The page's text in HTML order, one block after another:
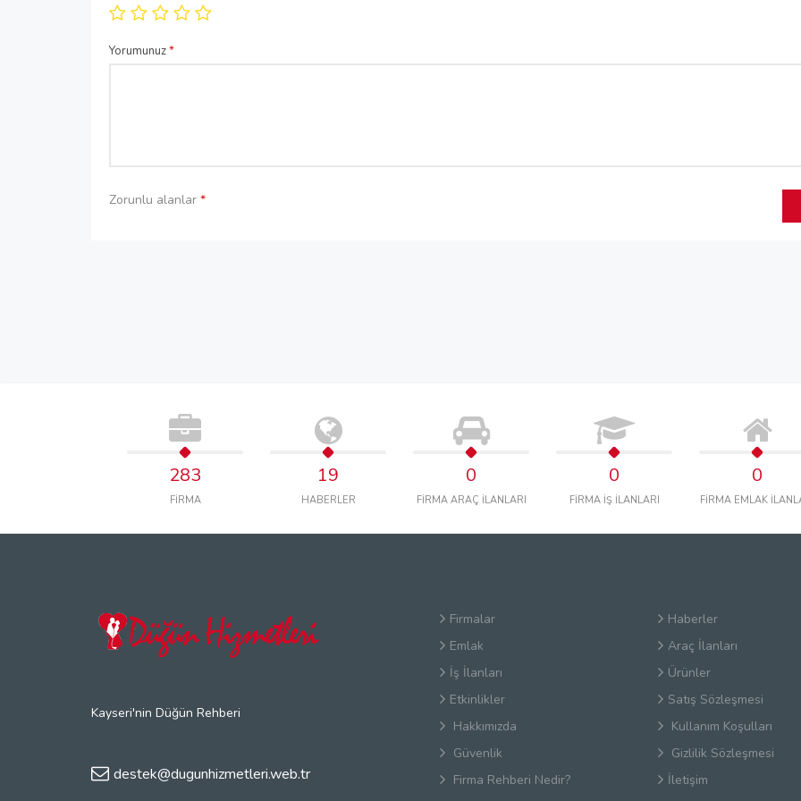
Yorumunuz*
Zorunlu alanlar *
283
FİRMA
19
HABERLER
0
FİRMA ARAÇ İLANLARI
0
FİRMA İŞ İLANLARI
0
FİRMA EMLAK
Kayseri'nin Düğün Rehberi
destek@dugunhizmetleri.web.tr
Firmalar
Haberler
Emlak
Araç İlanları
İş İlanları
Ürünler
Etkinlikler
Satış Sözleşmesi
Hakkımızda
Kullanım Koşulları
Güvenlik
Gizlilik Sözleşmesi
Firma Rehberi Nedir?
İletişim